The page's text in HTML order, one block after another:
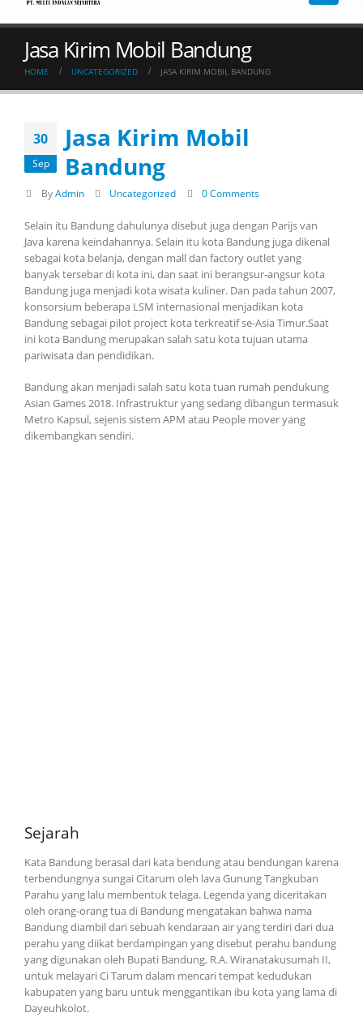
Jasa Kirim Mobil Bandung
HOME UNCATEGORIZED JASA KIRIM MOBIL BANDUNG
30
Sep
Jasa Kirim Mobil
Bandung
ByAdmin Uncategorized 0 Comments
Selain itu Bandung dahulunya disebut juga dengan Parijs van
Java karena keindahannya. Selain itu kota Bandung juga dikenal
sebagai kota belanja, dengan mall dan factory outlet yang
banyak tersebar di kota ini, dan saat ini berangsur-angsur kota
Bandung juga menjadi kota wisata kuliner. Dan pada tahun 2007,
konsorsium beberapa LSM internasional menjadikan kota
Bandung sebagai pilot project kota terkreatif se-Asia Timur.Saat
ini kota Bandung merupakan salah satu kota tujuan utama
pariwisata dan pendidikan.
Bandung akan menjadi salah satu kota tuan rumah pendukung
Asian Games 2018. Infrastruktur yang sedang dibangun termasuk
Metro Kapsul, sejenis sistem APM atau People mover yang
dikembangkan sendiri.
Sejarah
Kata Bandung berasal dari kata bendung atau bendungan karena
terbendungnya sungai Citarum oleh lava Gunung Tangkuban
Parahu yang lalu membentuk telaga. Legenda yang diceritakan
oleh orang-orang tua di Bandung mengatakan bahwa nama
Bandung diambil dari sebuah kendaraan air yang terdiri dari dua
perahu yang diikat berdampingan yang disebut perahu bandung
yang digunakan oleh Bupati Bandung, R.A. Wiranatakusumah II,
untuk melayari Ci Tarum dalam mencari tempat kedudukan
kabupaten yang baru untuk menggantikan ibu kota yang lama di
Dayeuhkolot.